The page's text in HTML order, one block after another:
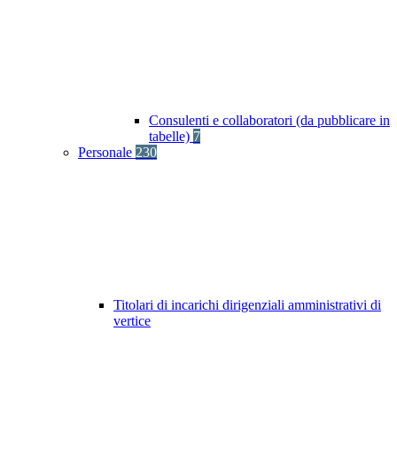
Consulenti e collaboratori (da pubblicare in
tabelle) 7
Personale 230
Titolari di incarichi dirigenziali amministrativi di
vertice